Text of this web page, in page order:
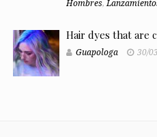
Hombres,
Hair dyes that are
Guapologa 30/